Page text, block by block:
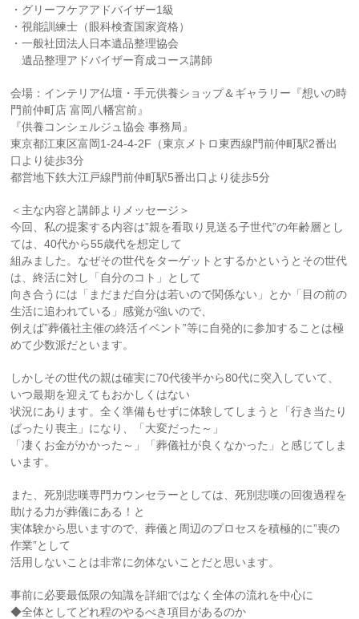
・グリーフケアアドバイザー1級
・視能訓練士（眼科検査国家資格）
・一般社団法人日本遺品整理協会
遺品整理アドバイザー育成コース講師
会場：インテリア仏壇・手元供養ショップ＆ギャラリー『想いの時
門前仲町店 富岡八幡宮前』
『供養コンシェルジュ協会 事務局』
東京都江東区富岡1-24-4-2F（東京メトロ東西線門前仲町駅2番出
口より徒歩3分
都営地下鉄大江戸線門前仲町駅5番出口より徒歩5分
＜主な内容と講師よりメッセージ＞
今回、私の提案する内容は”親を看取り見送る子世代”の年齢層とし
ては、40代から55歳代を想定して
組みました。なぜその世代をターゲットとするかというとその世代
は、終活に対し「自分のコト」として
向き合うには「まだまだ自分は若いので関係ない」とか「目の前の
生活に追われている」感覚が強いので、
例えば”葬儀社主催の終活イベント”等に自発的に参加することは極
めて少数派だといます。
しかしその世代の親は確実に70代後半から80代に突入していて、
いつ最期を迎えてもおかしくはない
状況にあります。全く準備もせずに体験してしまうと「行き当たり
ばったり喪主」になり、「大変だった～」
「凄くお金がかかった～」「葬儀社が良くなかった」と感じてしま
います。
また、死別悲嘆専門カウンセラーとしては、死別悲嘆の回復過程を
助ける力が葬儀にある！と
実体験から思いますので、葬儀と周辺のプロセスを積極的に”喪の
作業”として
活用しないことは非常に勿体ないことだと思います。
事前に必要最低限の知識を詳細ではなく全体の流れを中心に
◆全体としてどれ程のやるべき項目があるのか